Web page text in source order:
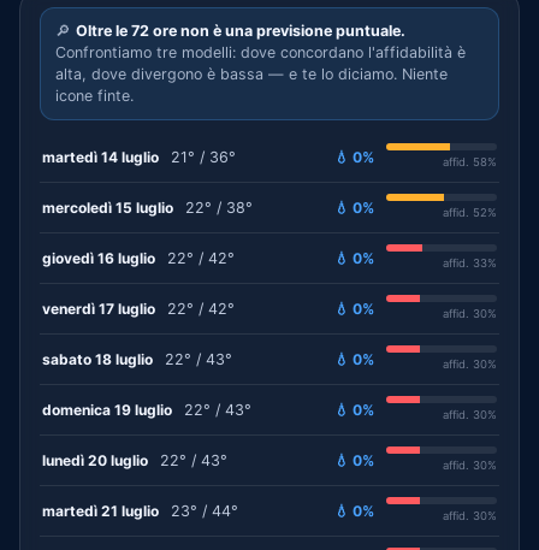
🔎 Oltre le 72 ore non è una previsione puntuale.
Confrontiamo tre modelli: dove concordano l'affidabilità è
alta, dove divergono è bassa — e te lo diciamo. Niente
icone finte.
martedì 14 luglio 21° / 36° 💧 0% affid. 58%
mercoledì 15 luglio 22° / 38° 💧 0% affid. 52%
giovedì 16 luglio 22° / 42° 💧 0% affid. 33%
venerdì 17 luglio 22° / 42° 💧 0% affid. 30%
sabato 18 luglio 22° / 43° 💧 0% affid. 30%
domenica 19 luglio 22° / 43° 💧 0% affid. 30%
lunedì 20 luglio 22° / 43° 💧 0% affid. 30%
martedì 21 luglio 23° / 44° 💧 0% affid. 30%